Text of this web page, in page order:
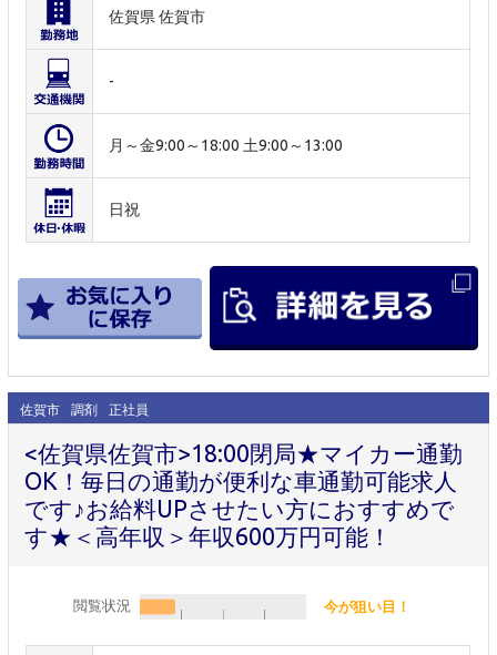
佐賀県 佐賀市
-
月～金9:00～18:00 土9:00～13:00
日祝
佐賀市 調剤 正社員
<佐賀県佐賀市>18:00閉局★マイカー通勤
OK！毎日の通勤が便利な車通勤可能求人
です♪お給料UPさせたい方におすすめで
す★＜高年収＞年収600万円可能！
閲覧状況 今が狙い目！